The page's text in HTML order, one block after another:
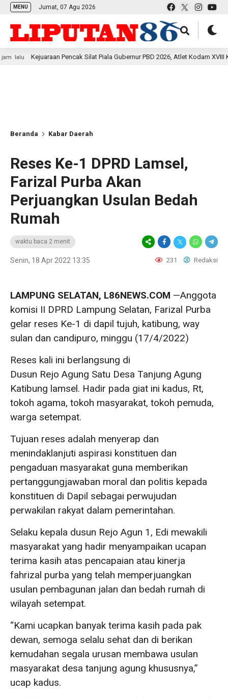
MENU Jumat, 07 Agu 2026
Pencak Silat Piala Gubernur PBD 2026, Atlet Kodam XVIII Kasuari
Beranda Kabar Daerah
Reses Ke-1 DPRD Lamsel,
Farizal Purba Akan
Perjuangkan Usulan Bedah
Rumah
waktu baca 2 menit
Senin, 18 Apr 2022 13:35 231 Redaksi
LAMPUNG SELATAN, L86NEWS.COM —Anggota
komisi II DPRD Lampung Selatan, Farizal Purba
gelar reses Ke-1 di dapil tujuh, katibung, way
sulan dan candipuro, minggu (17/4/2022)
Reses kali ini berlangsung di
Dusun Rejo Agung Satu Desa Tanjung Agung
Katibung lamsel. Hadir pada giat ini kadus, Rt,
tokoh agama, tokoh masyarakat, tokoh pemuda,
warga setempat.
Tujuan reses adalah menyerap dan
menindaklanjuti aspirasi konstituen dan
pengaduan masyarakat guna memberikan
pertanggungjawaban moral dan politis kepada
konstituen di Dapil sebagai perwujudan
perwakilan rakyat dalam pemerintahan.
Selaku kepala dusun Rejo Agun 1, Edi mewakili
masyarakat yang hadir menyampaikan ucapan
terima kasih atas pencapaian atau kinerja
fahrizal purba yang telah memperjuangkan
usulan pembagunan jalan dan bedah rumah di
wilayah setempat.
“Kami ucapkan banyak terima kasih pada pak
dewan, semoga selalu sehat dan di berikan
kemudahan segala urusan membawa usulan
masyarakat desa tanjung agung khususnya,”
ucap kadus.